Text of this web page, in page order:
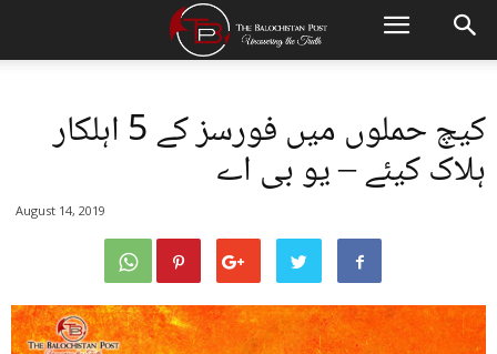
کیچ حملوں میں فورسز کے 5 اہلکار
ہلاک کیئے – یو بی اے
August 14, 2019